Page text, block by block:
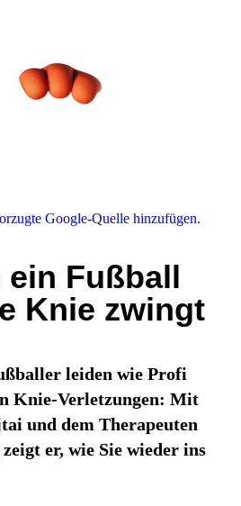
Google-Quelle hinzufügen.
ein Fußball
Knie zwingt
leiden wie Profi
Knie-Verletzungen: Mit
und dem Therapeuten
er, wie Sie wieder ins